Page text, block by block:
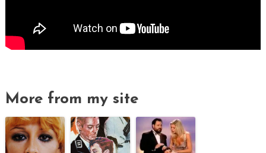
More from my site